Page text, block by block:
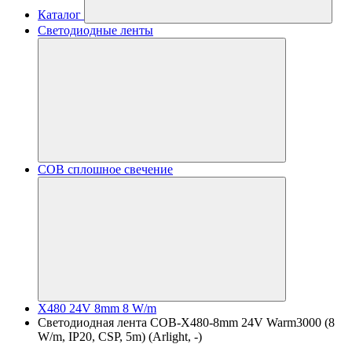
Каталог
Светодиодные ленты
COB сплошное свечение
X480 24V 8mm 8 W/m
Светодиодная лента COB-X480-8mm 24V Warm3000 (8
W/m, IP20, CSP, 5m) (Arlight, -)